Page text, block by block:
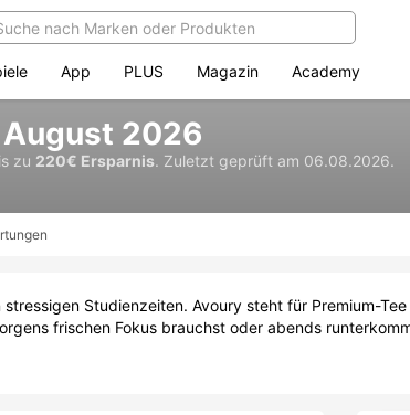
App PLUS Magazin Academy
2026
zu 220€ Ersparnis. Zuletzt geprüft am 06.08.2026.
Studienzeiten. Avoury steht für Premium-
frischen Fokus brauchst oder abends